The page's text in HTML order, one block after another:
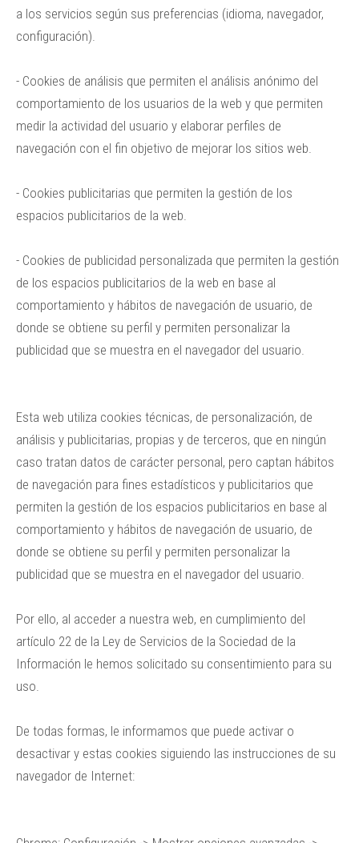
a los servicios según sus preferencias (idioma, navegador,
configuración).
- Cookies de análisis que permiten el análisis anónimo del
comportamiento de los usuarios de la web y que permiten
medir la actividad del usuario y elaborar perfiles de
navegación con el fin objetivo de mejorar los sitios web.
- Cookies publicitarias que permiten la gestión de los
espacios publicitarios de la web.
- Cookies de publicidad personalizada que permiten la gestión
de los espacios publicitarios de la web en base al
comportamiento y hábitos de navegación de usuario, de
donde se obtiene su perfil y permiten personalizar la
publicidad que se muestra en el navegador del usuario.
Esta web utiliza cookies técnicas, de personalización, de
análisis y publicitarias, propias y de terceros, que en ningún
caso tratan datos de carácter personal, pero captan hábitos
de navegación para fines estadísticos y publicitarios que
permiten la gestión de los espacios publicitarios en base al
comportamiento y hábitos de navegación de usuario, de
donde se obtiene su perfil y permiten personalizar la
publicidad que se muestra en el navegador del usuario.
Por ello, al acceder a nuestra web, en cumplimiento del
artículo 22 de la Ley de Servicios de la Sociedad de la
Información le hemos solicitado su consentimiento para su
uso.
De todas formas, le informamos que puede activar o
desactivar y estas cookies siguiendo las instrucciones de su
navegador de Internet: